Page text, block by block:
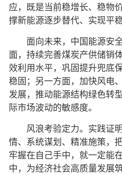
应，既是当前稳增长、稳物
撑新能源逐步替代、实现平
面向未来，中国能源安
面，持续完善煤炭产供储销
效利用水平，巩固提升兜底
稳固；另一方面，加快风电
发展，推动能源结构绿色转
际市场波动的敏感度。
风浪考验定力。实践证
情、系统谋划、精准施策，
牢握在自己手中，就一定能
中，为经济社会高质量发展